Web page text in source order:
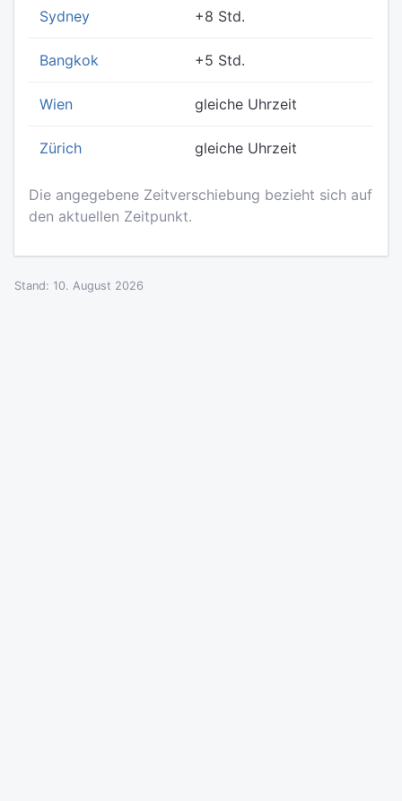
Sydney +8 Std.
Bangkok +5 Std.
Wien gleiche Uhrzeit
Zürich gleiche Uhrzeit
Die angegebene Zeitverschiebung bezieht sich auf
den aktuellen Zeitpunkt.
Stand: 10. August 2026